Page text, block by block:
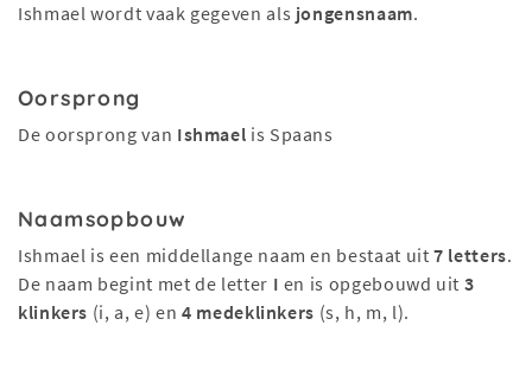
Ishmael wordt vaak gegeven als jongensnaam.
Oorsprong
De oorsprong van Ishmael is Spaans
Naamsopbouw
Ishmael is een middellange naam en bestaat uit7 letters.
De naam begint met de letter I en is opgebouwd uit 3
klinkers (i, a, e) en4 medeklinkers (s, h, m, l).